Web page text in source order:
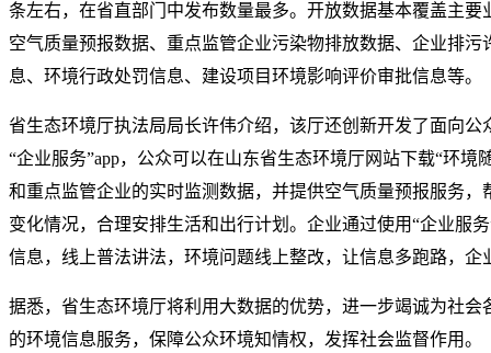
条左右，在省直部门中发布数量最多。开放数据基本覆盖主要
空气质量预报数据、重点监管企业污染物排放数据、企业排
息、环境行政处罚信息、建设项目环境影响评价审批信息等。
省生态环境厅执法局局长许伟介绍，该厅还创新开发了面向公
“企业服务”app，公众可以在山东省生态环境厅网站下载“环境
和重点监管企业的实时监测数据，并提供空气质量预报服务，
变化情况，合理安排生活和出行计划。企业通过使用“企业服
信息，线上普法讲法，环境问题线上整改，让信息多跑路，企
据悉，省生态环境厅将利用大数据的优势，进一步竭诚为社会
的环境信息服务，保障公众环境知情权，发挥社会监督作用。